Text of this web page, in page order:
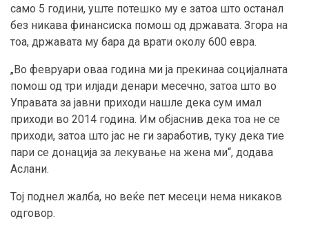
само 5 години, уште потешко му е затоа што останал
без никава финансиска помош од државата. Згора на
тоа, државата му бара да врати околу 600 евра.
„Во февруари оваа година ми ја прекинаа социјалната
помош од три илјади денари месечно, затоа што во
Управата за јавни приходи нашле дека сум имал
приходи во 2014 година. Им објаснив дека тоа не се
приходи, затоа што јас не ги заработив, туку дека тие
пари се донација за лекување на жена ми“, додава
Аслани.
Тој поднел жалба, но веќе пет месеци нема никаков
одговор.